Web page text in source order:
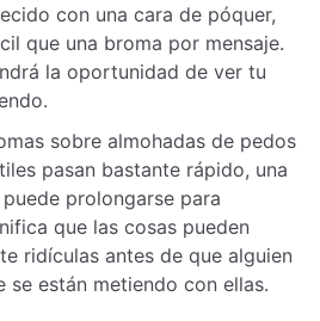
con una cara de póquer,
que una broma por mensaje.
la oportunidad de ver tu
sobre almohadas de pedos
pasan bastante rápido, una
prolongarse para
que las cosas pueden
ridículas antes de que alguien
se están metiendo con ellas.